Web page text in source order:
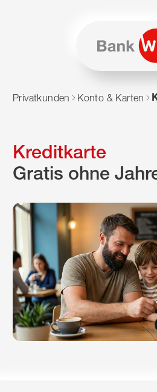
Zum Navigieren dieser Seite
Privatkunden Konto & Karten
Kreditkarte
Gratis ohne